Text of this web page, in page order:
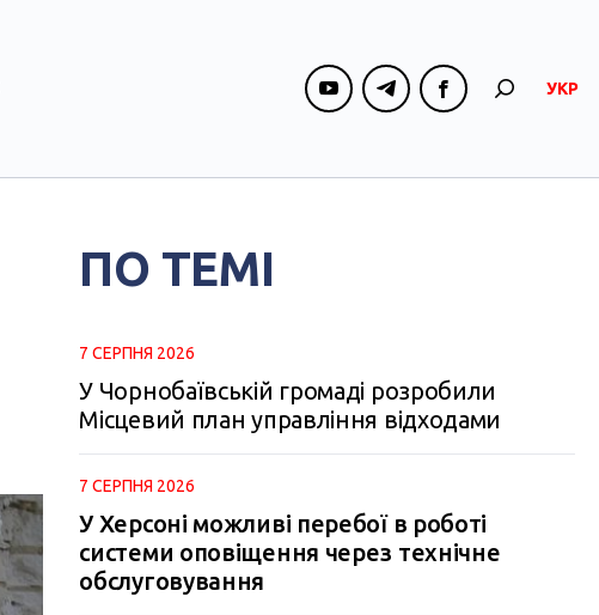
УКР
ПО ТЕМІ
7 СЕРПНЯ 2026
У Чорнобаївській громаді розробили
Місцевий план управління відходами
7 СЕРПНЯ 2026
У Херсоні можливі перебої в роботі
системи оповіщення через технічне
обслуговування